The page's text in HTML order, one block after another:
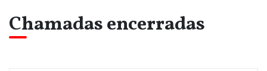
Chamadas encerradas